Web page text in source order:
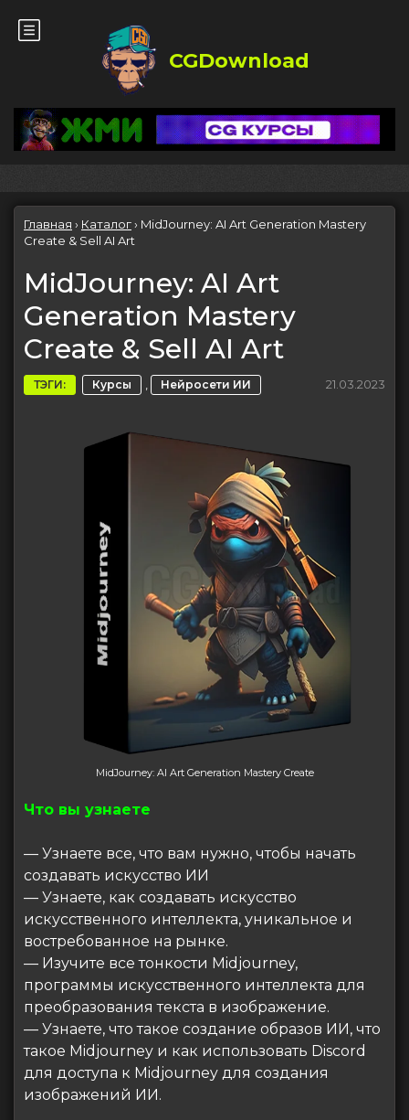
CGDownload
Главная › Каталог› MidJourney: AI Art Generation Mastery
Create & Sell AI Art
MidJourney: AI Art
Generation Mastery
Create & Sell AI Art
ТЭГИ: Курсы , Нейросети ИИ 21.03.2023
MidJourney: AI Art Generation Mastery Create
Что вы узнаете
— Узнаете все, что вам нужно, чтобы начать
создавать искусство ИИ
— Узнаете, как создавать искусство
искусственного интеллекта, уникальное и
востребованное на рынке.
— Изучите все тонкости Midjourney,
программы искусственного интеллекта для
преобразования текста в изображение.
— Узнаете, что такое создание образов ИИ, что
такое Midjourney и как использовать Discord
для доступа к Midjourney для создания
изображений ИИ.